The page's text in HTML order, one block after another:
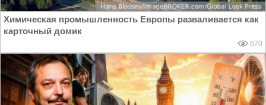
Химическая промышленность Европы разваливается как
карточный домик
670